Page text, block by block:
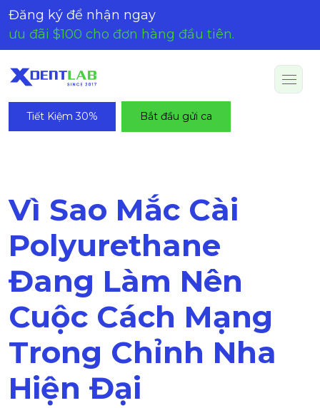
Đăng ký để nhận ngay
ưu đãi $100 cho đơn hàng đầu tiên.
Tiết Kiệm 30% Bắt đầu gửi ca
Vì Sao Mắc Cài
Polyurethane
Đang Làm Nên
Cuộc Cách Mạng
Trong Chỉnh Nha
Hiện Đại